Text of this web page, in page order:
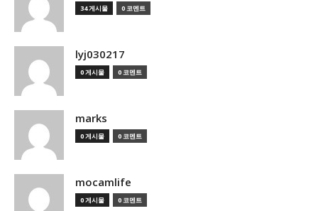
34 게시물 0 코멘트
lyj030217
0 게시물 0 코멘트
marks
0 게시물 0 코멘트
mocamlife
0 게시물 0 코멘트